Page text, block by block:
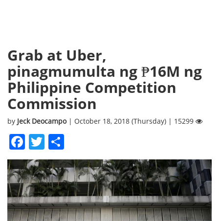
Grab at Uber,
pinagmumulta ng ₱16M ng
Philippine Competition
Commission
by Jeck Deocampo | October 18, 2018 (Thursday) | 15299
Facebook
Twitter